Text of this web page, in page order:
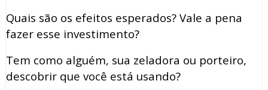
Quais são os efeitos esperados? Vale a pena
fazer esse investimento?
Tem como alguém, sua zeladora ou porteiro,
descobrir que você está usando?